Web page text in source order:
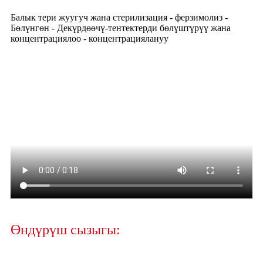
Балык тери жуугуч жана стерилизация - ферзимолиз -
Бөлүнгөн - Декүрдөөчү-тентектерди бөлүштүрүү жана
концентрациялоо - концентрациялануу
Өндүрүш сызыгы: